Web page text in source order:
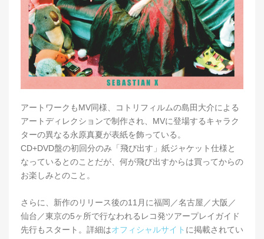
アートワークもMV同様、コトリフィルムの島田大介による
アートディレクションで制作され、MVに登場するキャラク
ターの異なる永原真夏が表紙を飾っている。
CD+DVD盤の初回分のみ「飛び出す」紙ジャケット仕様と
なっているとのことだが、何が飛び出すからは買ってからの
お楽しみとのこと。
さらに、新作のリリース後の11月に福岡／名古屋／大阪／
仙台／東京の5ヶ所で行なわれるレコ発ツアープレイガイド
先行もスタート。詳細はオフィシャルサイト に掲載されてい